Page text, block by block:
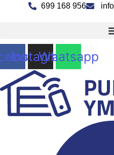
699 168 956
Instagram
Whatsapp